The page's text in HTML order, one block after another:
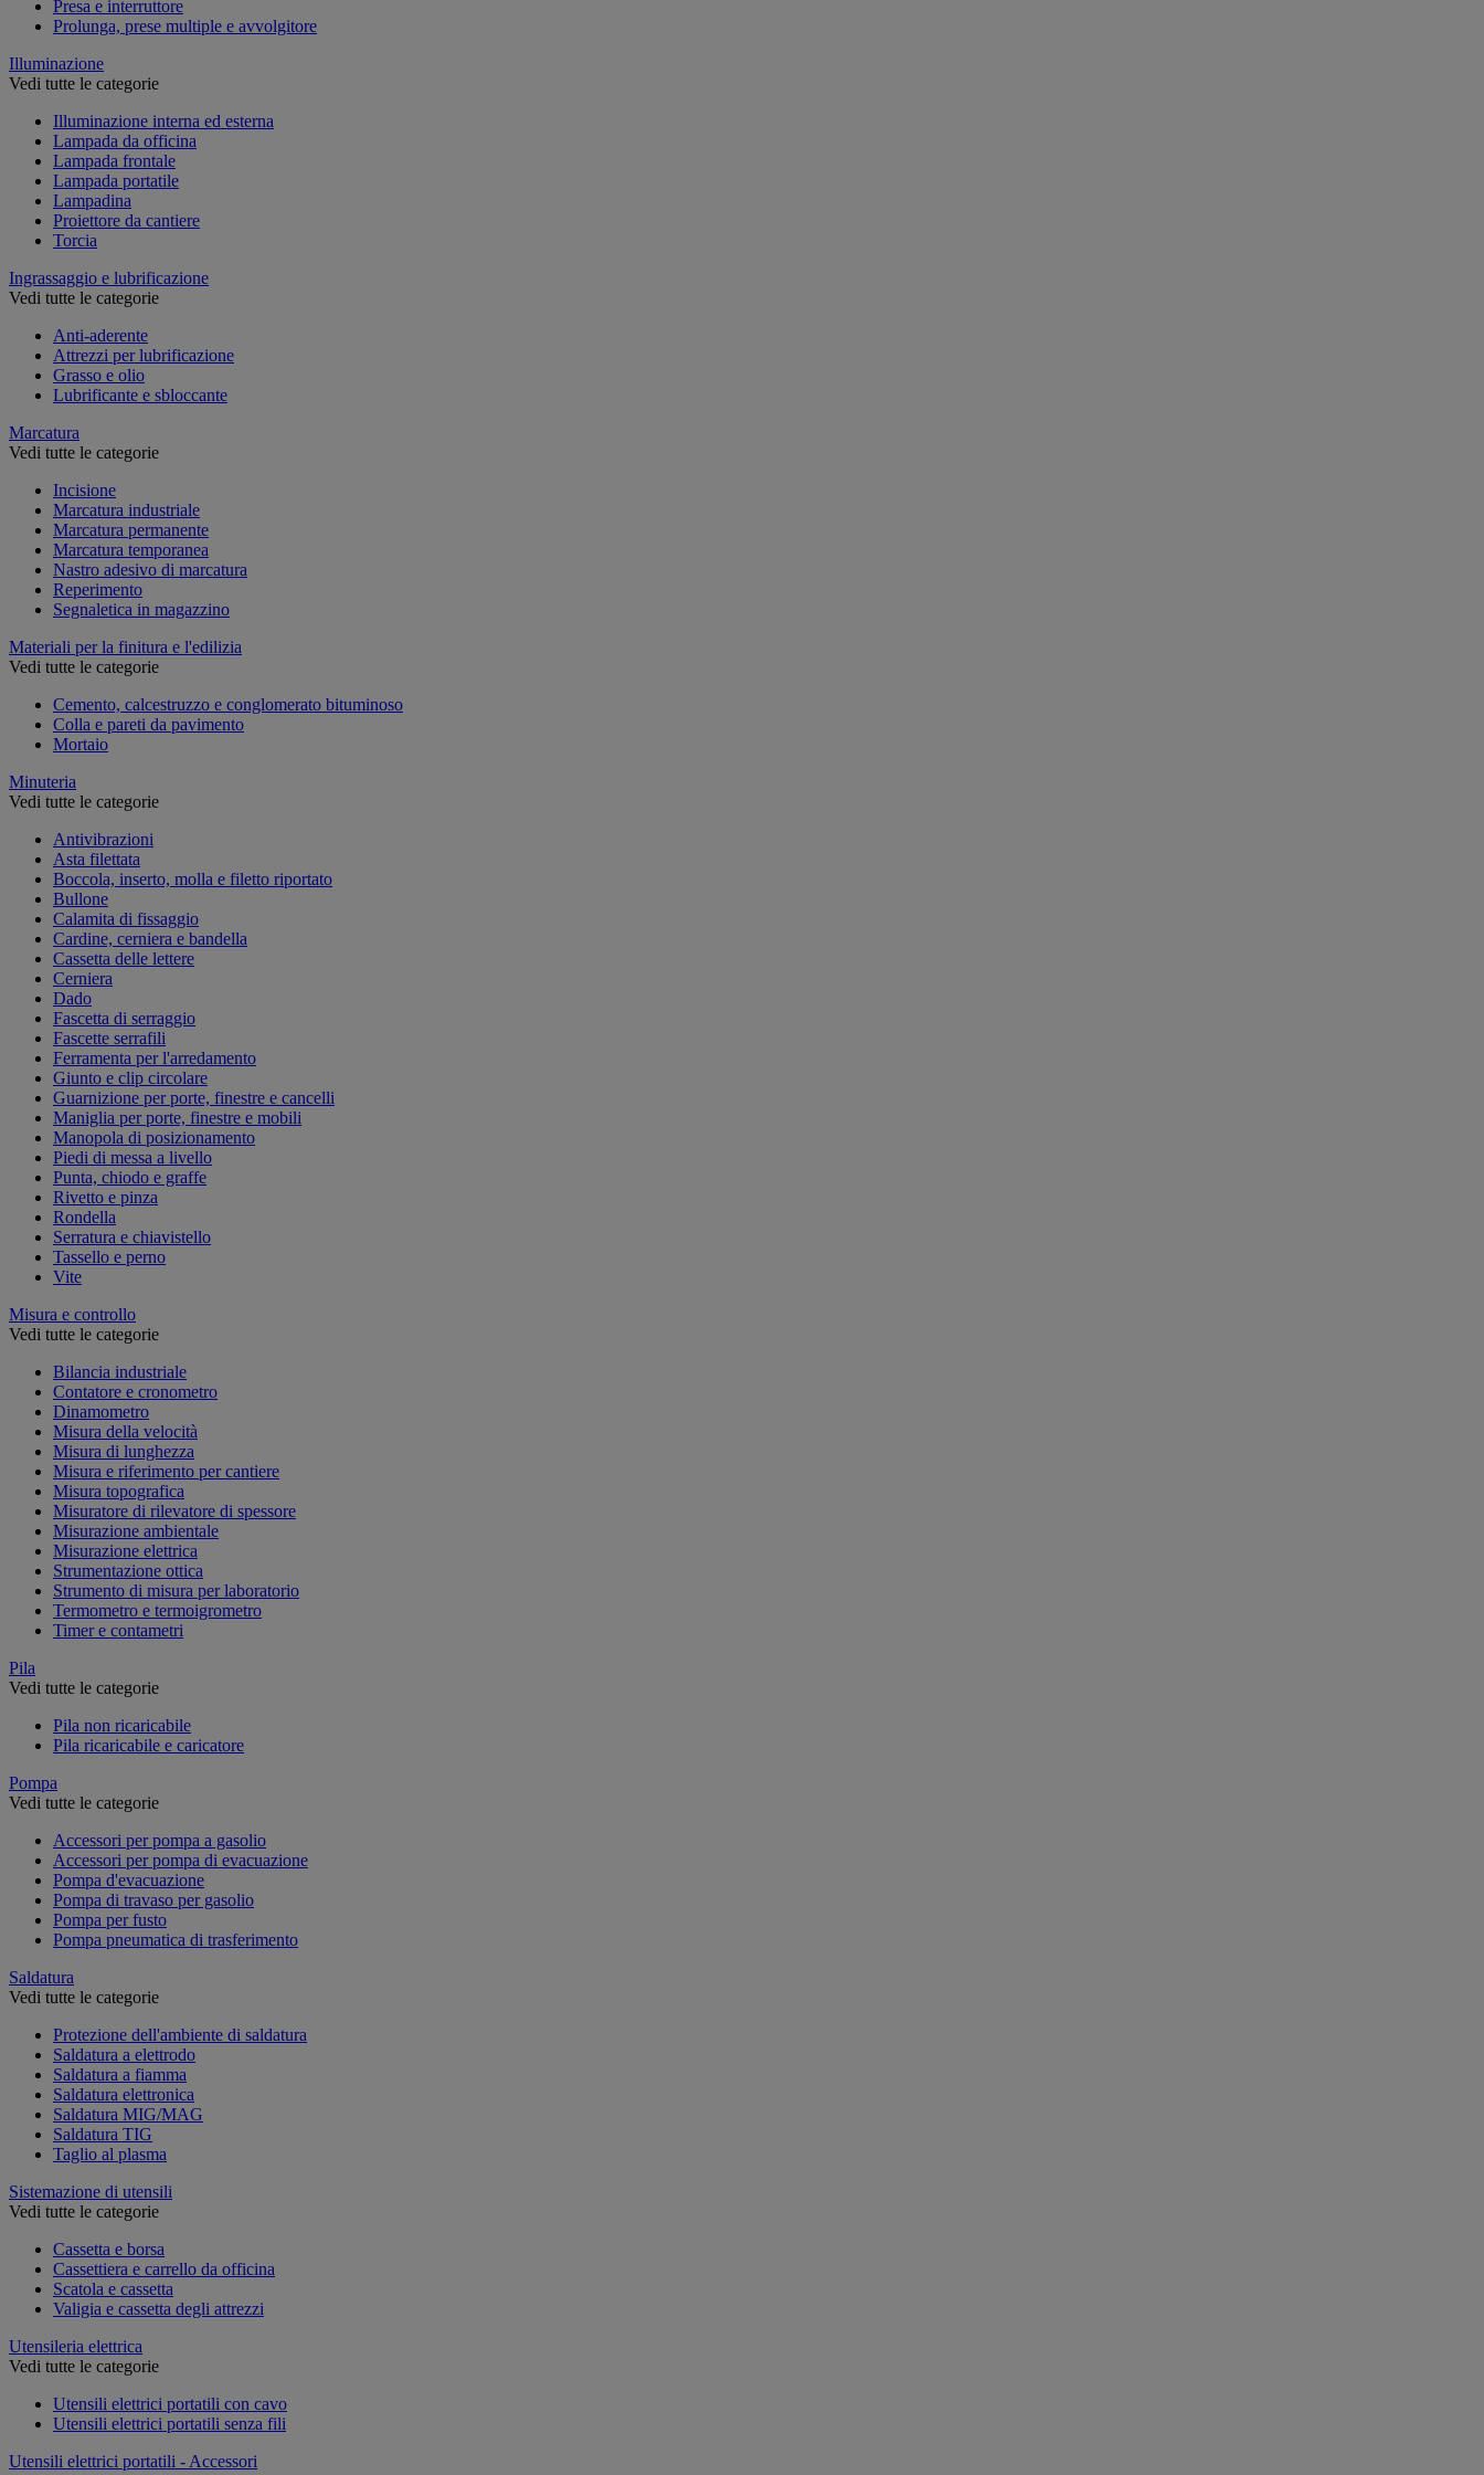
Presa e interruttore
Prolunga, prese multiple e avvolgitore
Illuminazione
Vedi tutte le categorie
Illuminazione interna ed esterna
Lampada da officina
Lampada frontale
Lampada portatile
Lampadina
Proiettore da cantiere
Torcia
Ingrassaggio e lubrificazione
Vedi tutte le categorie
Anti-aderente
Attrezzi per lubrificazione
Grasso e olio
Lubrificante e sbloccante
Marcatura
Vedi tutte le categorie
Incisione
Marcatura industriale
Marcatura permanente
Marcatura temporanea
Nastro adesivo di marcatura
Reperimento
Segnaletica in magazzino
Materiali per la finitura e l'edilizia
Vedi tutte le categorie
Cemento, calcestruzzo e conglomerato bituminoso
Colla e pareti da pavimento
Mortaio
Minuteria
Vedi tutte le categorie
Antivibrazioni
Asta filettata
Boccola, inserto, molla e filetto riportato
Bullone
Calamita di fissaggio
Cardine, cerniera e bandella
Cassetta delle lettere
Cerniera
Dado
Fascetta di serraggio
Fascette serrafili
Ferramenta per l'arredamento
Giunto e clip circolare
Guarnizione per porte, finestre e cancelli
Maniglia per porte, finestre e mobili
Manopola di posizionamento
Piedi di messa a livello
Punta, chiodo e graffe
Rivetto e pinza
Rondella
Serratura e chiavistello
Tassello e perno
Vite
Misura e controllo
Vedi tutte le categorie
Bilancia industriale
Contatore e cronometro
Dinamometro
Misura della velocità
Misura di lunghezza
Misura e riferimento per cantiere
Misura topografica
Misuratore di rilevatore di spessore
Misurazione ambientale
Misurazione elettrica
Strumentazione ottica
Strumento di misura per laboratorio
Termometro e termoigrometro
Timer e contametri
Pila
Vedi tutte le categorie
Pila non ricaricabile
Pila ricaricabile e caricatore
Pompa
Vedi tutte le categorie
Accessori per pompa a gasolio
Accessori per pompa di evacuazione
Pompa d'evacuazione
Pompa di travaso per gasolio
Pompa per fusto
Pompa pneumatica di trasferimento
Saldatura
Vedi tutte le categorie
Protezione dell'ambiente di saldatura
Saldatura a elettrodo
Saldatura a fiamma
Saldatura elettronica
Saldatura MIG/MAG
Saldatura TIG
Taglio al plasma
Sistemazione di utensili
Vedi tutte le categorie
Cassetta e borsa
Cassettiera e carrello da officina
Scatola e cassetta
Valigia e cassetta degli attrezzi
Utensileria elettrica
Vedi tutte le categorie
Utensili elettrici portatili con cavo
Utensili elettrici portatili senza fili
Utensili elettrici portatili - Accessori